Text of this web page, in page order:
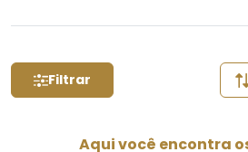
Filtrar
Aqui você encontra